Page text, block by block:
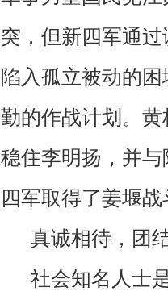
突，但新四军通
陷入孤立被动的
勤的作战计划。
稳住李明扬，并
四军取得了姜堰
真诚相待，团
社会知名人士